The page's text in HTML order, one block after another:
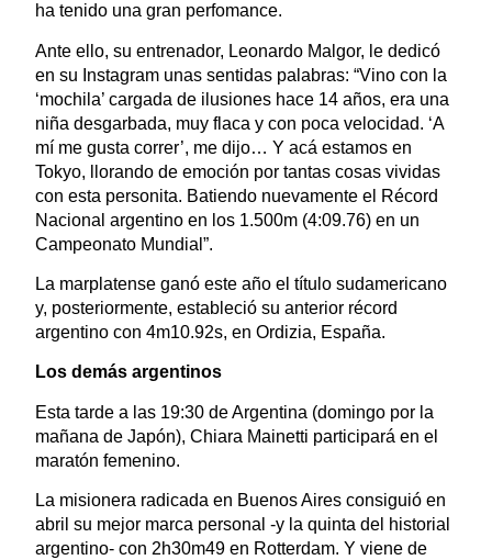
ha tenido una gran perfomance.
Ante ello, su entrenador, Leonardo Malgor, le dedicó
en su Instagram unas sentidas palabras: “Vino con la
‘mochila’ cargada de ilusiones hace 14 años, era una
niña desgarbada, muy flaca y con poca velocidad. ‘A
mí me gusta correr’, me dijo… Y acá estamos en
Tokyo, llorando de emoción por tantas cosas vividas
con esta personita. Batiendo nuevamente el Récord
Nacional argentino en los 1.500m (4:09.76) en un
Campeonato Mundial”.
La marplatense ganó este año el título sudamericano
y, posteriormente, estableció su anterior récord
argentino con 4m10.92s, en Ordizia, España.
Los demás argentinos
Esta tarde a las 19:30 de Argentina (domingo por la
mañana de Japón), Chiara Mainetti participará en el
maratón femenino.
La misionera radicada en Buenos Aires consiguió en
abril su mejor marca personal -y la quinta del historial
argentino- con 2h30m49 en Rotterdam. Y viene de